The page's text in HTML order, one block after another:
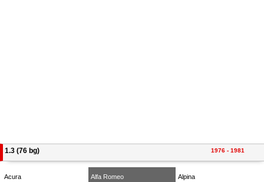
1.3 (76 bg) 1976 - 1981
Acura Alfa Romeo Alpina